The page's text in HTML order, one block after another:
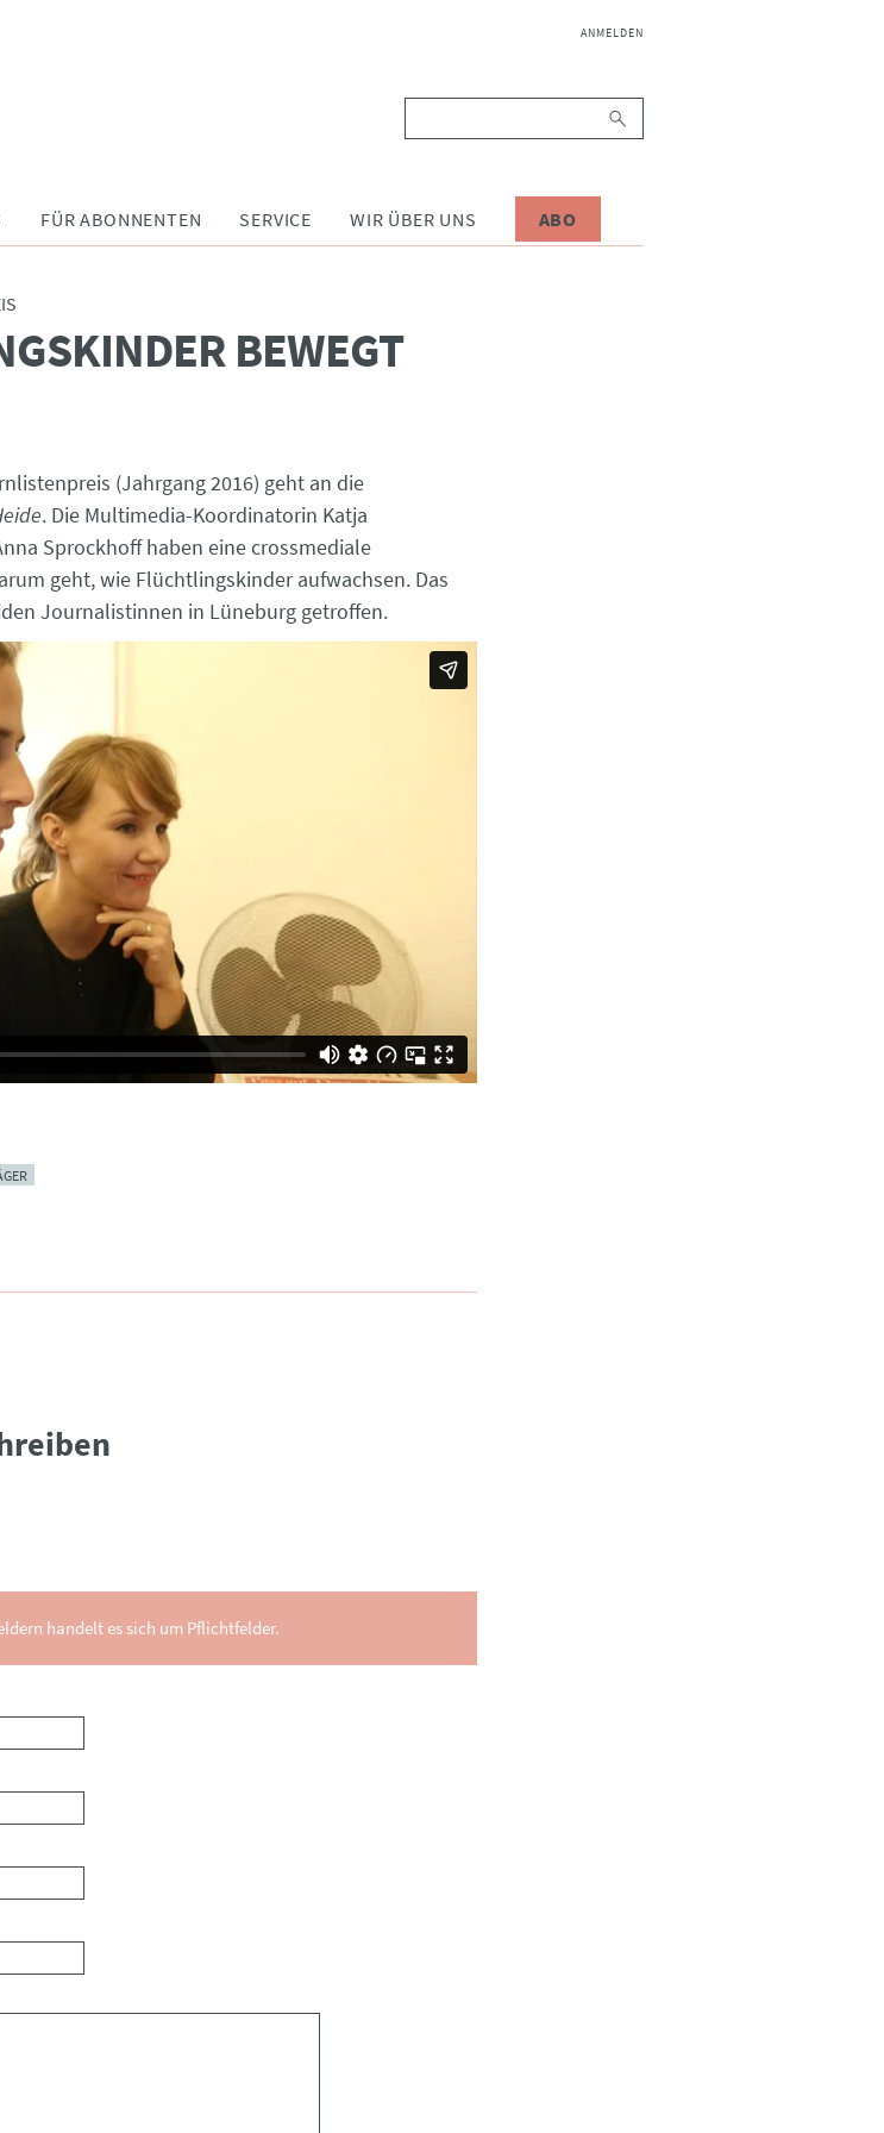
NAVIGATION
ANMELDEN
FÜR ABONNENTEN SERVICE WIR ÜBER UNS ABO
BEWEGT
(Jahrgang 2016) geht an die
. Die Multimedia-Koordinatorin Katja
Sprockhoff haben eine crossmediale
geht, wie Flüchtlingskinder aufwachsen. Das
Journalistinnen in Lüneburg getroffen.
handelt es sich um Pflichtfelder.